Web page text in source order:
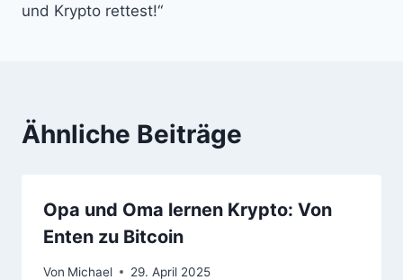
und Krypto rettest!“
Ähnliche Beiträge
Opa und Oma lernen Krypto: Von
Enten zu Bitcoin
Von Michael 29. April 2025